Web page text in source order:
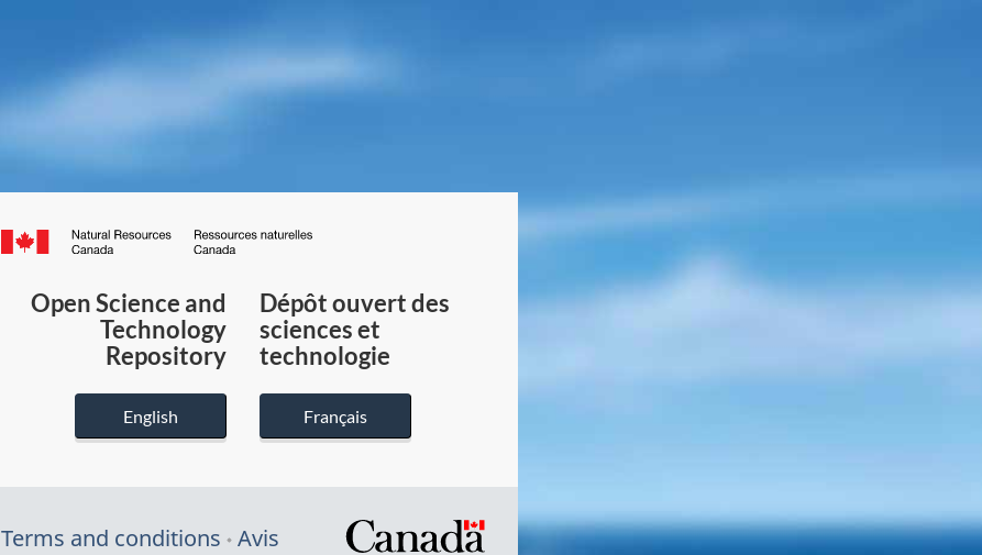
Canada.ca
du
Canada
Open Science and
Technology
Repository
English
Dépôt ouvert des
sciences et
technologie
Français
Terms and conditions Avis
/